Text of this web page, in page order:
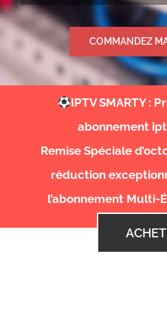
COMMANDEZ
IPTV SMARTY :
abonnement
Remise Spéciale
réduction
l’abonnement Multi-